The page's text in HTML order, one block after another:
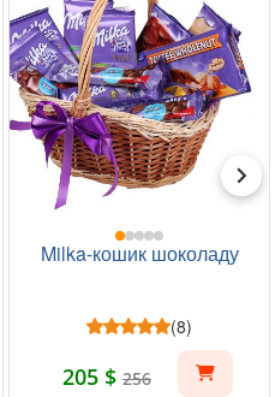
Milka-кошик шоколаду
(8)
205 $ 256